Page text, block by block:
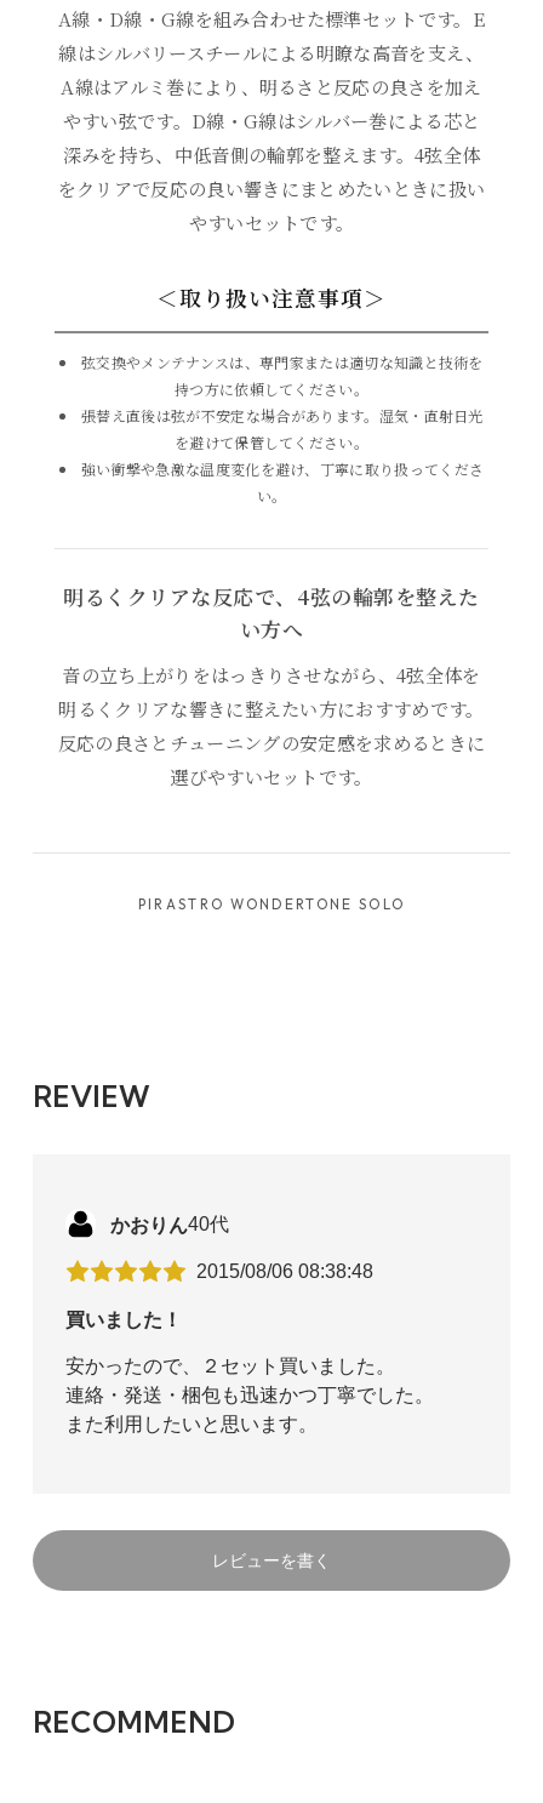
A線・D線・G線を組み合わせた標準セットです。E
線はシルバリースチールによる明瞭な高音を支え、
A線はアルミ巻により、明るさと反応の良さを加え
やすい弦です。D線・G線はシルバー巻による芯と
深みを持ち、中低音側の輪郭を整えます。4弦全体
をクリアで反応の良い響きにまとめたいときに扱い
やすいセットです。
＜取り扱い注意事項＞
弦交換やメンテナンスは、専門家または適切な知識と技術を
持つ方に依頼してください。
張替え直後は弦が不安定な場合があります。湿気・直射日光
を避けて保管してください。
強い衝撃や急激な温度変化を避け、丁寧に取り扱ってくださ
い。
明るくクリアな反応で、4弦の輪郭を整えた
い方へ
音の立ち上がりをはっきりさせながら、4弦全体を
明るくクリアな響きに整えたい方におすすめです。
反応の良さとチューニングの安定感を求めるときに
選びやすいセットです。
PIRASTRO WONDERTONE SOLO
REVIEW
かおりん40代
2015/08/06 08:38:48
買いました！
安かったので、２セット買いました。
連絡・発送・梱包も迅速かつ丁寧でした。
また利用したいと思います。
レビューを書く
RECOMMEND
ボール
16,786円(税込)